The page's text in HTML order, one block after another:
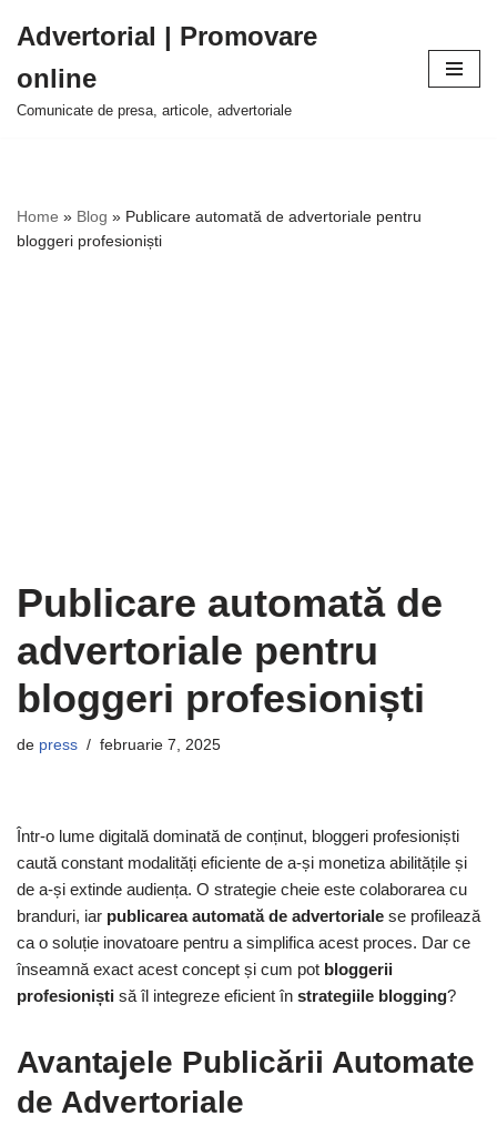
la
conținut
Advertorial | Promovare
online
Comunicate de presa, articole, advertoriale
Home » Blog » Publicare automată de advertoriale pentru
bloggeri profesioniști
Publicare automată de
advertoriale pentru
bloggeri profesioniști
de press februarie 7, 2025
Într-o lume digitală dominată de conținut, bloggeri profesioniști
caută constant modalități eficiente de a-și monetiza abilitățile și
de a-și extinde audiența. O strategie cheie este colaborarea cu
branduri, iar publicarea automată de advertoriale se profilează
ca o soluție inovatoare pentru a simplifica acest proces. Dar ce
înseamnă exact acest concept și cum pot bloggerii
profesioniști să îl integreze eficient în strategiile blogging?
Avantajele Publicării Automate
de Advertoriale